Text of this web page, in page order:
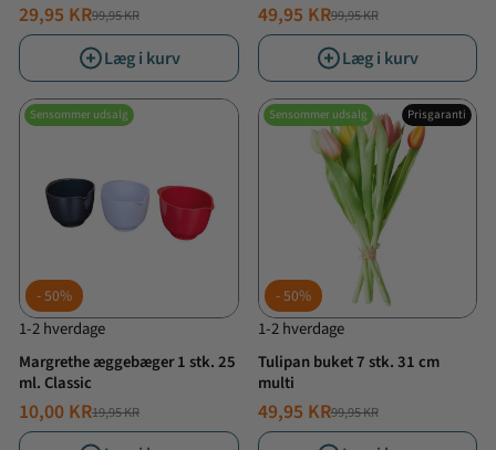
NORMALPRIS
99,95 KR
TILBUDSPRIS
29,95 KR
Læg i kurv
NORMALPRIS
99,95 KR
TILBUDSPRIS
49,95 KR
Læg i kurv
Sensommer udsalg
50%
1-2 hverdage
Margrethe æggebæger 1 stk. 25
ml. Classic
NORMALPRIS
19,95 KR
TILBUDSPRIS
10,00 KR
Sensommer udsalg Prisgaranti
50%
1-2 hverdage
Tulipan buket 7 stk. 31 cm
multi
NORMALPRIS
99,95 KR
TILBUDSPRIS
49,95 KR